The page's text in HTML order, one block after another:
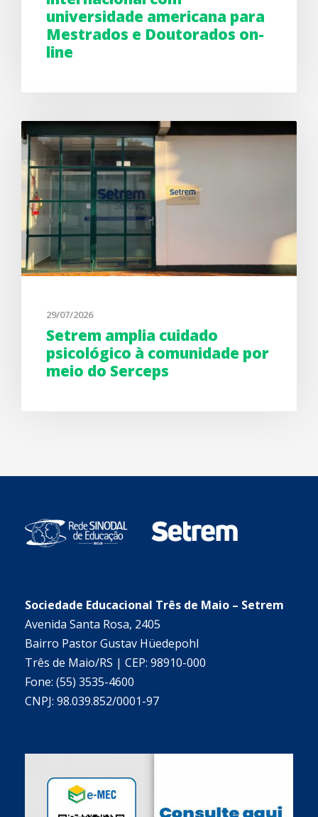
universidade americana para
Mestrados e Doutorados on-
line
29/07/2026
Setrem amplia cuidado
psicológico à comunidade por
meio do Serceps
Sociedade Educacional Três de Maio – Setrem
Avenida Santa Rosa, 2405
Bairro Pastor Gustav Hüedepohl
Três de Maio/RS | CEP: 98910-000
Fone: (55) 3535-4600
CNPJ: 98.039.852/0001-97